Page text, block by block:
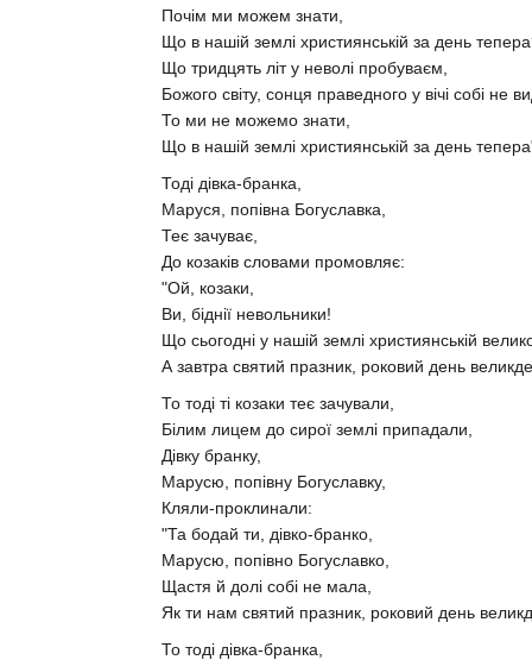
Почім ми можем знати,
Що в нашій землі християнській за день
Що тридцять літ у неволі пробуваєм,
Божого світу, сонця праведного у вічі собі не
То ми не можемо знати,
Що в нашій землі християнській за день
Тоді дівка-бранка,
Маруся, попівна Богуславка,
Теє зачуває,
До козаків словами промовляє:
"Ой, козаки,
Ви, біднії невольники!
Що сьогодні у нашій землі християнській
А завтра святий празник, роковий день
То тоді ті козаки теє зачували,
Білим лицем до сирої землі припадали,
Дівку бранку,
Марусю, попівну Богуславку,
Кляли-проклинали:
"Та бодай ти, дівко-бранко,
Марусю, попівно Богуславко,
Щастя й долі собі не мала,
Як ти нам святий празник, роковий день
То тоді дівка-бранка,